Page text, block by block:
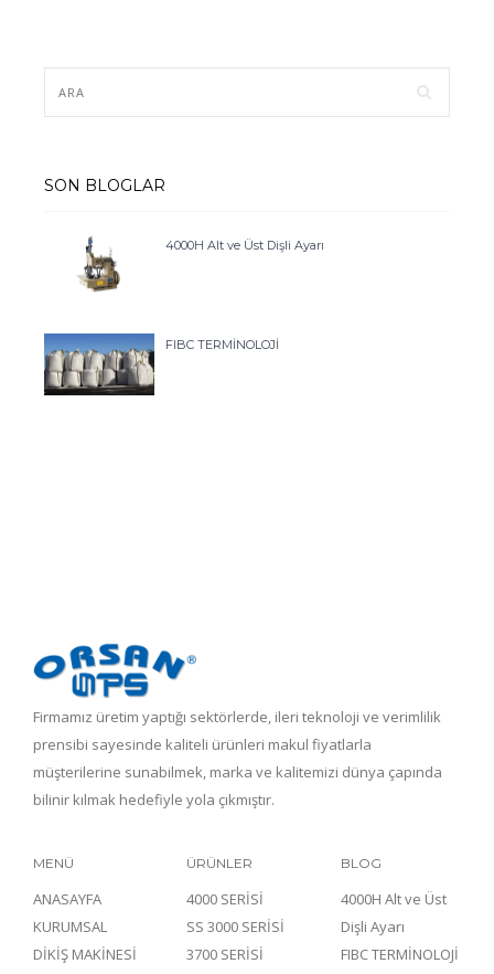
SON BLOGLAR
4000H Alt ve Üst Dişli Ayarı
FIBC TERMİNOLOJİ
Firmamız üretim yaptığı sektörlerde, ileri teknoloji ve verimlilik
prensibi sayesinde kaliteli ürünleri makul fiyatlarla
müşterilerine sunabilmek, marka ve kalitemizi dünya çapında
bilinir kılmak hedefiyle yola çıkmıştır.
MENÜ
ANASAYFA
KURUMSAL
DİKİŞ MAKİNESİ
ÜRÜNLER
4000 SERİSİ
SS 3000 SERİSİ
3700 SERİSİ
BLOG
4000H Alt ve Üst
Dişli Ayarı
FIBC TERMİNOLOJİ